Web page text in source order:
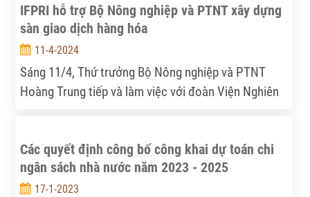
tới mục tiêu phát triển kinh tế - xã hội, phát triển
chuỗi giá trị bền vững.
IFPRI hỗ trợ Bộ Nông nghiệp và PTNT xây dựng
sàn giao dịch hàng hóa
11-4-2024
Sáng 11/4, Thứ trưởng Bộ Nông nghiệp và PTNT
Hoàng Trung tiếp và làm việc với đoàn Viện Nghiên
Các quyết định công bố công khai dự toán chi
ngân sách nhà nước năm 2023 - 2025
17-1-2023